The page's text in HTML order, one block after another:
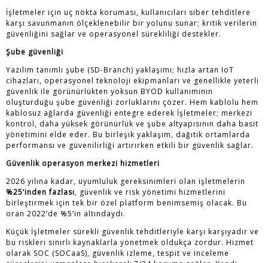
İşletmeler için uç nokta koruması, kullanıcıları siber tehditlere
karşı savunmanın ölçeklenebilir bir yolunu sunar; kritik verilerin
güvenliğini sağlar ve operasyonel sürekliliği destekler.
Şube güvenliği
Yazılım tanımlı şube (SD-Branch) yaklaşımı; hızla artan IoT
cihazları, operasyonel teknoloji ekipmanları ve genellikle yeterli
güvenlik ile görünürlükten yoksun BYOD kullanımının
oluşturduğu şube güvenliği zorluklarını çözer. Hem kablolu hem
kablosuz ağlarda güvenliği entegre ederek İşletmeler; merkezi
kontrol, daha yüksek görünürlük ve şube altyapısının daha basit
yönetimini elde eder. Bu birleşik yaklaşım, dağıtık ortamlarda
performansı ve güvenilirliği artırırken etkili bir güvenlik sağlar.
Güvenlik operasyon merkezi hizmetleri
2026 yılına kadar, uyumluluk gereksinimleri olan işletmelerin
%25’inden fazlası, güvenlik ve risk yönetimi hizmetlerini
birleştirmek için tek bir özel platform benimsemiş olacak. Bu
oran 2022’de %5’in altındaydı.
Küçük İşletmeler sürekli güvenlik tehditleriyle karşı karşıyadır ve
bu riskleri sınırlı kaynaklarla yönetmek oldukça zordur. Hizmet
olarak SOC (SOCaaS), güvenlik izleme, tespit ve inceleme